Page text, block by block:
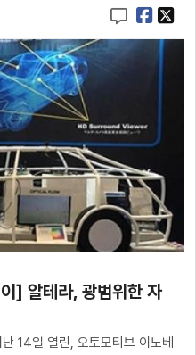
] 알테라, 광범위한 자
14일 열린, 오토모티브 이노베